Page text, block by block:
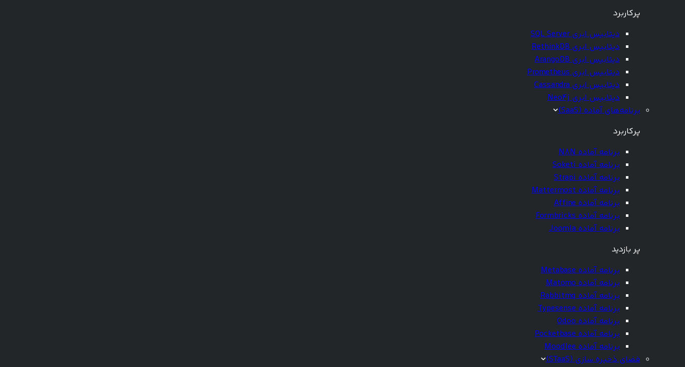
پرکاربرد
دیتابیس ابری SQL Server
دیتابیس ابری RethinkDB
دیتابیس ابری ArangoDB
دیتابیس ابری Prometheus
دیتابیس ابری Cassandra
دیتابیس ابری Neo4j
برنامه‌های آماده (SaaS)
پرکاربرد
برنامه آماده N8N
برنامه آماده Soketi
برنامه آماده Strapi
برنامه آماده Mattermost
برنامه آماده Affine
برنامه آماده Formbricks
برنامه آماده Joomla
پر بازدید
برنامه آماده Metabase
برنامه آماده Matomo
برنامه آماده Rabbitmq
برنامه آماده Typesense
برنامه آماده Odoo
برنامه آماده Pocketbase
برنامه آماده Moodlee
فضای ذخیره سازی (STaaS)